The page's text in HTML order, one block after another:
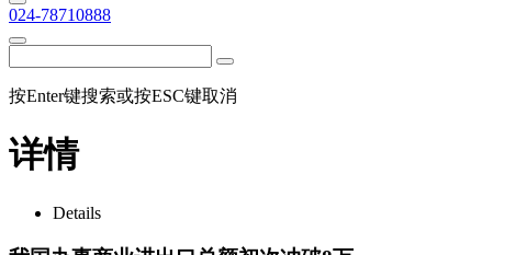
024-78710888
按Enter键搜索或按ESC键取消
详情
Details